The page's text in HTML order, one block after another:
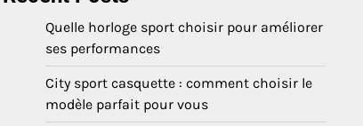
Quelle horloge sport choisir pour améliorer
ses performances
City sport casquette : comment choisir le
modèle parfait pour vous